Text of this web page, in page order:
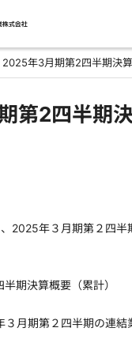
2025年3月期第2四半期決
第2四半期
2025年３月期第２四半
期決算概要（累計）
月期第２四半期の連結